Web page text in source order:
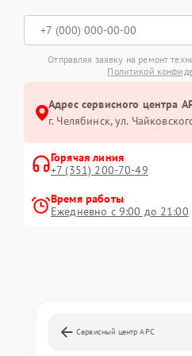
Отправляя заявку на ремонт
Политикой
Адрес сервисного центра
г. Челябинск, ул.
Горячая линия
+7 (351) 200-70-49
Время работы
Ежедневно с 9:00 до 21:00
Сервисный центр APC